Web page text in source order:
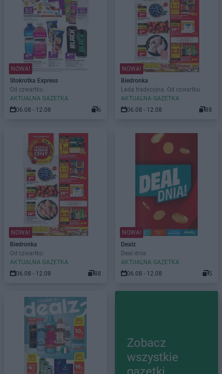
NOWA!
Stokrotka Express
Od czwartku
AKTUALNA GAZETKA
06.08 - 12.08
6
NOWA!
Biedronka
Lada tradycyjna. Od czwartku
AKTUALNA GAZETKA
06.08 - 12.08
88
NOWA!
Biedronka
Od czwartku
AKTUALNA GAZETKA
06.08 - 12.08
88
NOWA!
Dealz
Deal dnia
AKTUALNA GAZETKA
06.08 - 12.08
5
Zobacz
wszystkie